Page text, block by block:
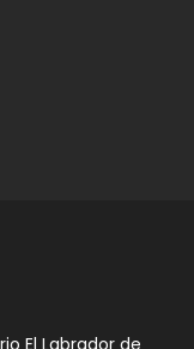
El Labrador de